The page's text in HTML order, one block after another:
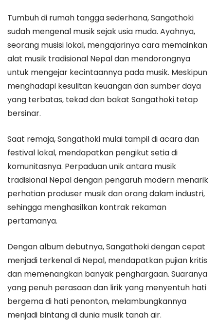
Tumbuh di rumah tangga sederhana, Sangathoki
sudah mengenal musik sejak usia muda. Ayahnya,
seorang musisi lokal, mengajarinya cara memainkan
alat musik tradisional Nepal dan mendorongnya
untuk mengejar kecintaannya pada musik. Meskipun
menghadapi kesulitan keuangan dan sumber daya
yang terbatas, tekad dan bakat Sangathoki tetap
bersinar.
Saat remaja, Sangathoki mulai tampil di acara dan
festival lokal, mendapatkan pengikut setia di
komunitasnya. Perpaduan unik antara musik
tradisional Nepal dengan pengaruh modern menarik
perhatian produser musik dan orang dalam industri,
sehingga menghasilkan kontrak rekaman
pertamanya.
Dengan album debutnya, Sangathoki dengan cepat
menjadi terkenal di Nepal, mendapatkan pujian kritis
dan memenangkan banyak penghargaan. Suaranya
yang penuh perasaan dan lirik yang menyentuh hati
bergema di hati penonton, melambungkannya
menjadi bintang di dunia musik tanah air.